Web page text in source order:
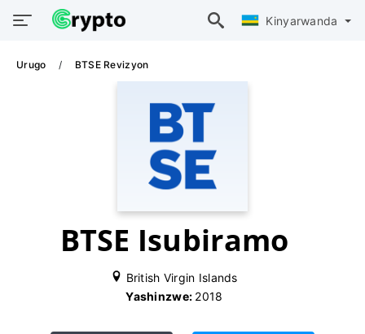
Kinyarwanda
Urugo BTSE Revizyon
BTSE Isubiramo
British Virgin Islands
Yashinzwe: 2018